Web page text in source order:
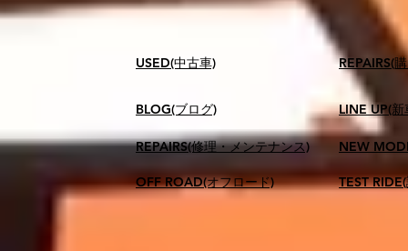
USED(中古車)
BLOG(ブログ)
REPAIRS(修理・メンテナンス)
OFF ROAD(オフロード)
​REPAIRS(
LINE UP(新
NEW
TEST